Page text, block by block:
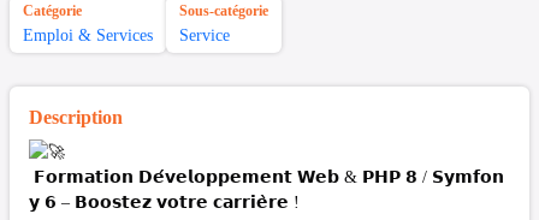
Catégorie
Emploi & Services
Sous-catégorie
Service
Description
𝗙𝗼𝗿𝗺𝗮𝘁𝗶𝗼𝗻 𝗗𝗲́𝘃𝗲𝗹𝗼𝗽𝗽𝗲𝗺𝗲𝗻𝘁 𝗪𝗲𝗯 & 𝗣𝗛𝗣 𝟴 / 𝗦𝘆𝗺𝗳𝗼𝗻
𝘆 𝟲 – 𝗕𝗼𝗼𝘀𝘁𝗲𝘇 𝘃𝗼𝘁𝗿𝗲 𝗰𝗮𝗿𝗿𝗶𝗲̀𝗿𝗲 !